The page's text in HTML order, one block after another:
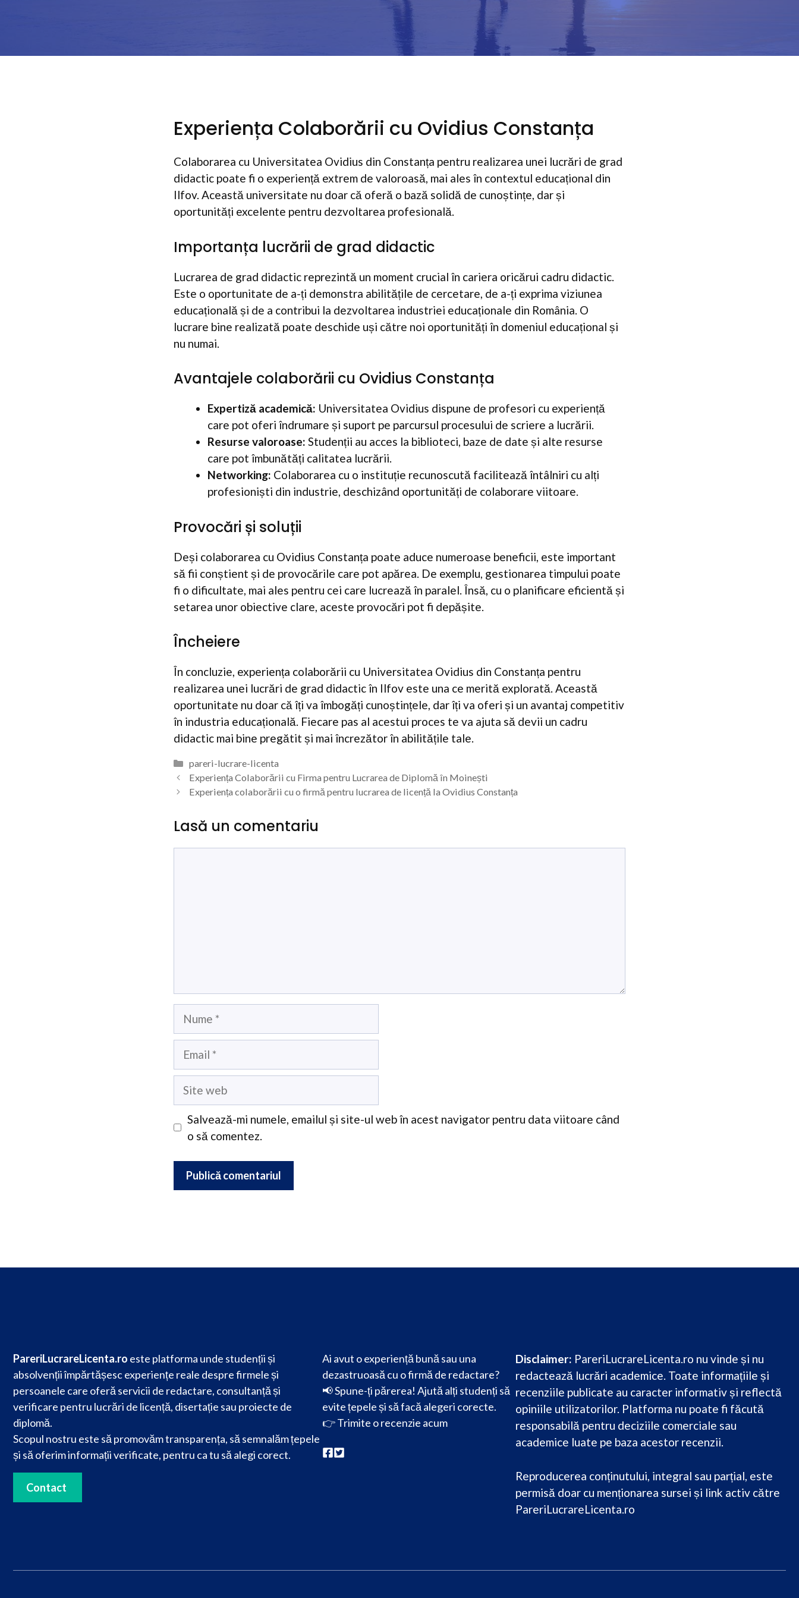
Experiența Colaborării cu Ovidius Constanța
Colaborarea cu Universitatea Ovidius din Constanța pentru realizarea unei lucrări de grad
didactic poate fi o experiență extrem de valoroasă, mai ales în contextul educațional din
Ilfov. Această universitate nu doar că oferă o bază solidă de cunoștințe, dar și
oportunități excelente pentru dezvoltarea profesională.
Importanța lucrării de grad didactic
Lucrarea de grad didactic reprezintă un moment crucial în cariera oricărui cadru didactic.
Este o oportunitate de a-ți demonstra abilitățile de cercetare, de a-ți exprima viziunea
educațională și de a contribui la dezvoltarea industriei educaționale din România. O
lucrare bine realizată poate deschide uși către noi oportunități în domeniul educațional și
nu numai.
Avantajele colaborării cu Ovidius Constanța
Expertiză academică: Universitatea Ovidius dispune de profesori cu experiență
care pot oferi îndrumare și suport pe parcursul procesului de scriere a lucrării.
Resurse valoroase: Studenții au acces la biblioteci, baze de date și alte resurse
care pot îmbunătăți calitatea lucrării.
Networking: Colaborarea cu o instituție recunoscută facilitează întâlniri cu alți
profesioniști din industrie, deschizând oportunități de colaborare viitoare.
Provocări și soluții
Deși colaborarea cu Ovidius Constanța poate aduce numeroase beneficii, este important
să fii conștient și de provocările care pot apărea. De exemplu, gestionarea timpului poate
fi o dificultate, mai ales pentru cei care lucrează în paralel. Însă, cu o planificare eficientă și
setarea unor obiective clare, aceste provocări pot fi depășite.
Încheiere
În concluzie, experiența colaborării cu Universitatea Ovidius din Constanța pentru
realizarea unei lucrări de grad didactic în Ilfov este una ce merită explorată. Această
oportunitate nu doar că îți va îmbogăți cunoștințele, dar îți va oferi și un avantaj competitiv
în industria educațională. Fiecare pas al acestui proces te va ajuta să devii un cadru
didactic mai bine pregătit și mai încrezător în abilitățile tale.
Categorii
pareri-lucrare-licenta
Experiența Colaborării cu Firma pentru Lucrarea de Diplomă în Moinești
Experiența colaborării cu o firmă pentru lucrarea de licență la Ovidius Constanța
Lasă un comentariu
Nume
Email
Site
Salvează-mi numele, emailul și site-ul web în acest navigator pentru data viitoare când
o să comentez.
PareriLucrareLicenta.ro este platforma unde studenții și
absolvenții împărtășesc experiențe reale despre firmele și
persoanele care oferă servicii de redactare, consultanță și
verificare pentru lucrări de licență, disertație sau proiecte de
diplomă.
Scopul nostru este să promovăm transparența, să semnalăm țepele
și să oferim informații verificate, pentru ca tu să alegi corect.
Contact
Ai avut o experiență bună sau una
dezastruoasă cu o firmă de redactare?
📢 Spune-ți părerea! Ajută alți studenți să
evite țepele și să facă alegeri corecte.
👉Trimite o recenzie acum
Disclaimer: PareriLucrareLicenta.ro nu vinde și nu
redactează lucrări academice. Toate informațiile și
recenziile publicate au caracter informativ și reflectă
opiniile utilizatorilor. Platforma nu poate fi făcută
responsabilă pentru deciziile comerciale sau
academice luate pe baza acestor recenzii.
Reproducerea conținutului, integral sau parțial, este
permisă doar cu menționarea sursei și link activ către
PareriLucrareLicenta.ro